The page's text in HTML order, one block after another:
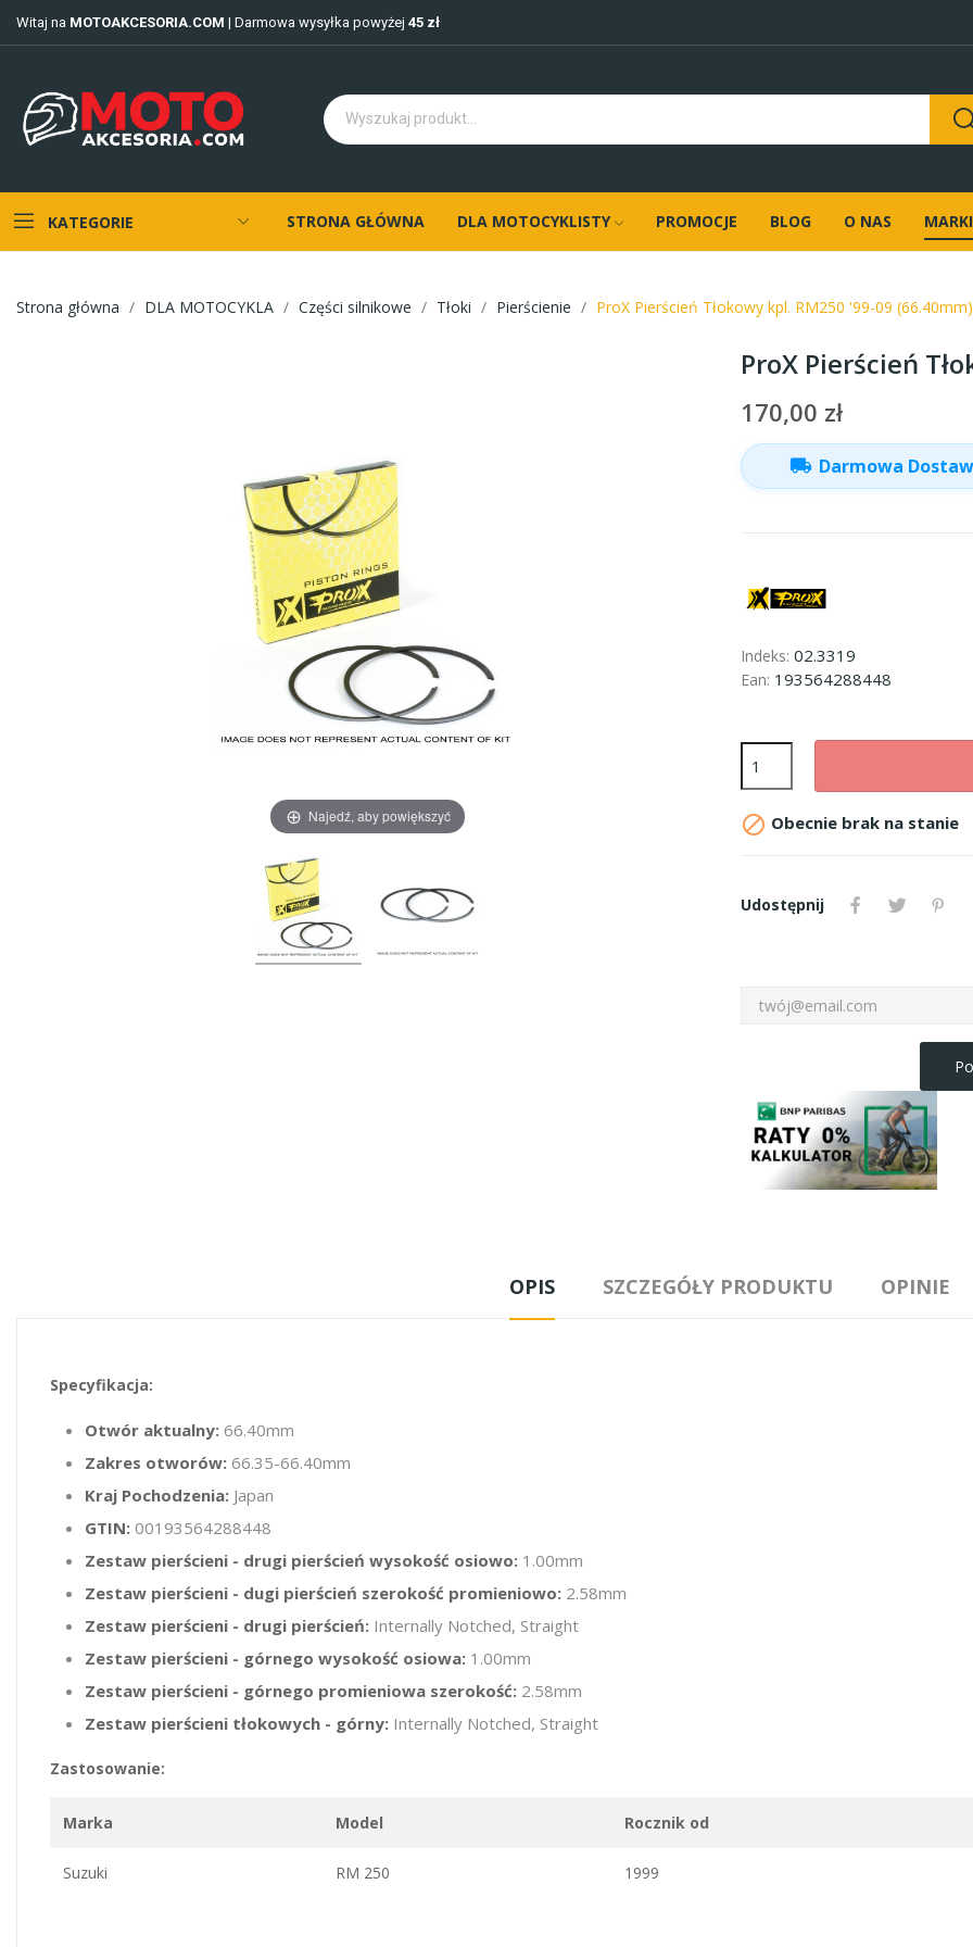
Witaj na MOTOAKCESORIA.COM | Darmowa wysyłka powyżej 45 zł
KATEGORIE STRONA GŁÓWNA DLA MOTOCYKLISTY PROMOCJE BLOG O NAS MARKI
Strona główna DLA MOTOCYKLA Części silnikowe Tłoki Pierścienie ProX Pierścień Tłokowy kpl. RM250 '99-09 (66.40mm)
Najedź, aby powiększyć
ProX Pierścień
170,00 zł
local_shipping Darmowa
Indeks: 02.3319
Ean: 193564288448
 Obecnie brak na stanie
Udostępnij
OPIS SZCZEGÓŁY PRODUKTU OPINIE
Specyfikacja:
Otwór aktualny: 66.40mm
Zakres otworów: 66.35-66.40mm
Kraj Pochodzenia: Japan
GTIN: 00193564288448
Zestaw pierścieni - drugi pierścień wysokość osiowo: 1.00mm
Zestaw pierścieni - dugi pierścień szerokość promieniowo: 2.58mm
Zestaw pierścieni - drugi pierścień: Internally Notched, Straight
Zestaw pierścieni - górnego wysokość osiowa: 1.00mm
Zestaw pierścieni - górnego promieniowa szerokość: 2.58mm
Zestaw pierścieni tłokowych - górny: Internally Notched, Straight
Zastosowanie:
Marka Model Rocznik od
Suzuki RM 250 1999